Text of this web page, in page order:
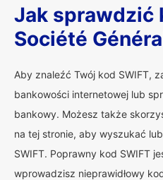
Jak sprawdzić
Société
Aby znaleźć Twój kod SWIFT,
bankowości internetowej lub
bankowy. Możesz także
na tej stronie, aby wyszukać
SWIFT. Poprawny kod SWIFT
wprowadzisz nieprawidłowy